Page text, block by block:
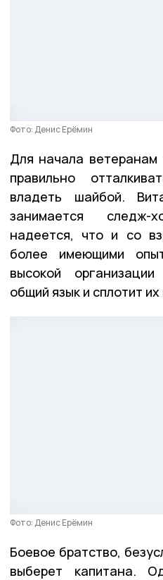
Фото: Денис Ерёмин
Для начала ветеранам
правильно
владеть шайбой.
занимается
надеется, что и со
более имеющими
высокой
общий язык и сплотит
Фото: Денис Ерёмин
Боевое братство,
выберет капитана.